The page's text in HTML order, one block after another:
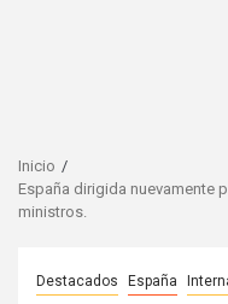
Inicio
España dirigida nuevamente
ministros.
Destacados España